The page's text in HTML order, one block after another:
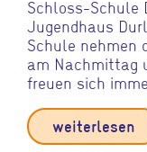
Schloss-Schule
Jugendhaus
Schule nehmen
am Nachmittag
freuen sich
weiterlesen